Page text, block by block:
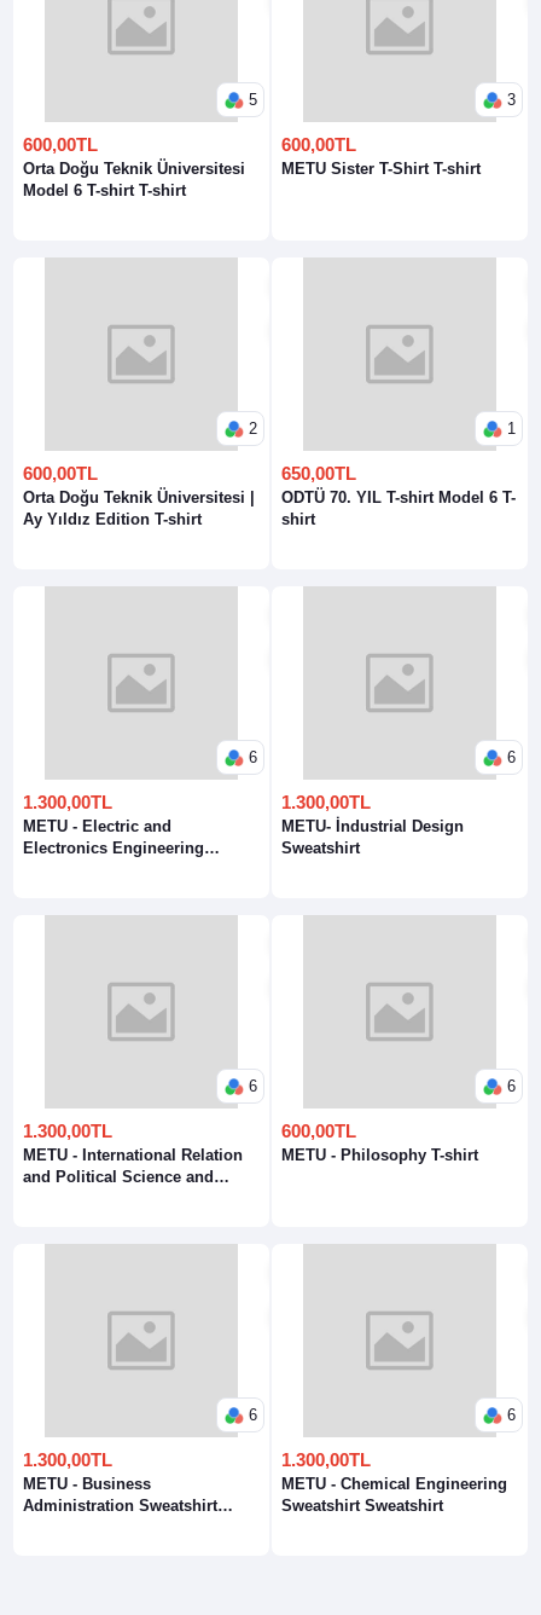
5
600,00TL
Orta Doğu Teknik Üniversitesi
Model 6 T-shirt T-shirt
3
600,00TL
METU Sister T-Shirt T-shirt
2
600,00TL
Orta Doğu Teknik Üniversitesi |
Ay Yıldız Edition T-shirt
1
650,00TL
ODTÜ 70. YIL T-shirt Model 6 T-
shirt
6
1.300,00TL
METU - Electric and
Electronics Engineering
6
1.300,00TL
METU- İndustrial Design
Sweatshirt
6
1.300,00TL
METU - International Relation
and Political Science and
6
600,00TL
METU - Philosophy T-shirt
6
1.300,00TL
METU - Business
Administration Sweatshirt
6
1.300,00TL
METU - Chemical Engineering
Sweatshirt Sweatshirt